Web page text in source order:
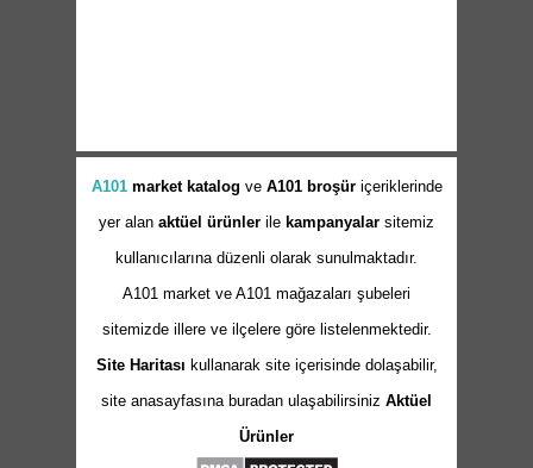
A101 market katalog ve A101 broşüriçeriklerinde
yer alan aktüel ürünler ile kampanyalar sitemiz
kullanıcılarına düzenli olarak sunulmaktadır.
A101 market ve A101 mağazaları şubeleri
sitemizde illere ve ilçelere göre listelenmektedir.
Site Haritası kullanarak site içerisinde dolaşabilir,
site anasayfasına buradan ulaşabilirsiniz Aktüel
Ürünler